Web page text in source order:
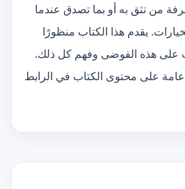
من تثق به أو بما تصدق عندما
يقدم هذا الكتاب منظورًا
على هذه الفوضى وفهم كل ذلك.
على محتوى الكتاب في الرابط